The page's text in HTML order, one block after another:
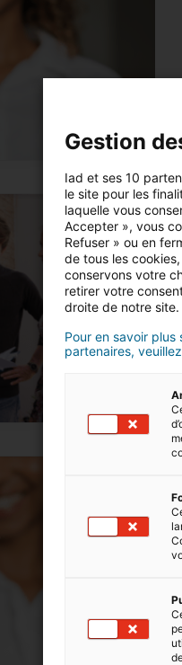
Gestion
Iad et ses 10
le site pour les
laquelle vous
Accepter », vous
Refuser » ou en
de tous les
conservons votre
retirer votre
droite de notre site.
Pour en savoir
partenaires,